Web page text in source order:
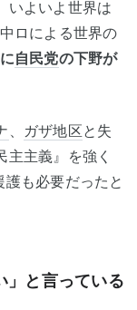
いよいよ世界は
ロによる世界の
自民党の下野が
ガザ地区と失
主主義』を強く
も必要だったと
」と言っている